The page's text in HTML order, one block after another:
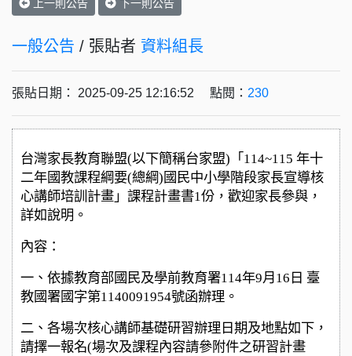
上一則公告 下一則公告
一般公告 / 張貼者 資料組長
張貼日期： 2025-09-25 12:16:52 點閱： 230
台灣家長教育聯盟(以下簡稱台家盟)「114~115 年十
二年國教課程綱要(總綱)國民中小學階段家長宣導核
心講師培訓計畫」課程計畫書1份，歡迎家長參與，
詳如說明。
內容：
一、依據教育部國民及學前教育署114年9月16日 臺
教國署國字第1140091954號函辦理。
二、各場次核心講師基礎研習辦理日期及地點如下，
請擇一報名(場次及課程內容請參附件之研習計畫